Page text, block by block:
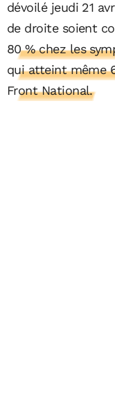
dévoilé jeudi 21
de droite soient
80 % chez les
qui atteint même
Front National.